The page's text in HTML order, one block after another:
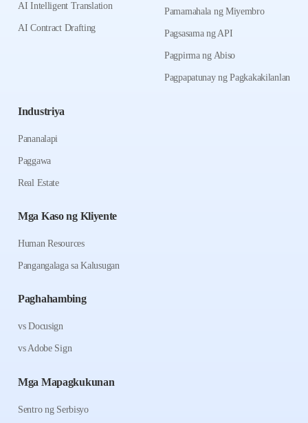
AI Intelligent Translation
AI Contract Drafting
Pamamahala ng Miyembro
Pagsasama ng API
Pagpirma ng Abiso
Pagpapatunay ng Pagkakakilanlan
Industriya
Pananalapi
Paggawa
Real Estate
Mga Kaso ng Kliyente
Human Resources
Pangangalaga sa Kalusugan
Paghahambing
vs Docusign
vs Adobe Sign
Mga Mapagkukunan
Sentro ng Serbisyo